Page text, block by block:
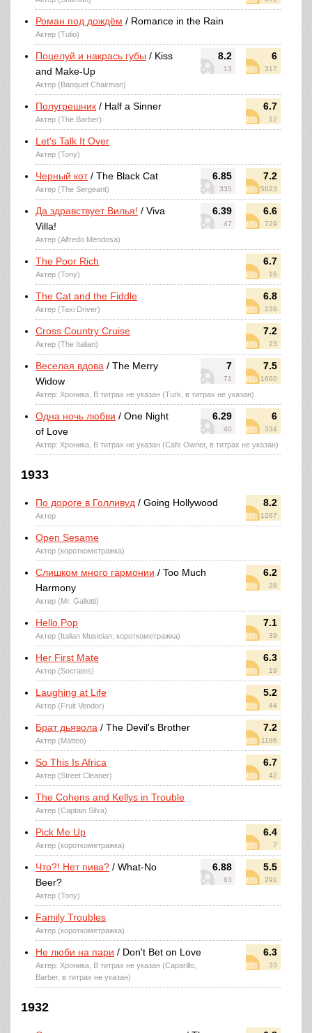
Роман под дождём / Romance in the Rain
Актер (Tulio)
8.2
13
6
317
Поцелуй и накрась губы / Kiss
and Make-Up
Актер (Banquet Chairman)
6.7
12
Полугрешник / Half a Sinner
Актер (The Barber)
Let's Talk It Over
Актер (Tony)
6.85
335
7.2
5023
Черный кот/ The Black Cat
Актер (The Sergeant)
6.39
47
6.6
729
Да здравствует Вилья! / Viva
Villa!
Актер (Alfredo Mendosa)
6.7
16
The Poor Rich
Актер (Tony)
6.8
239
The Cat and the Fiddle
Актер (Taxi Driver)
7.2
23
Cross Country Cruise
Актер (The Italian)
7
71
7.5
1660
Веселая вдова / The Merry
Widow
Актер: Хроника, В титрах не указан (Turk, в титрах не указан)
6.29
40
6
334
Одна ночь любви / One Night
of Love
Актер: Хроника, В титрах не указан (Cafe Owner, в титрах не указан)
1933
8.2
1267
По дороге в Голливуд / Going Hollywood
Актер
Open Sesame
Актер (короткометражка)
6.2
28
Слишком много гармонии / Too Much
Harmony
Актер (Mr. Gallotti)
7.1
39
Hello Pop
Актер (Italian Musician; короткометражка)
6.3
19
Her First Mate
Актер (Socrates)
5.2
44
Laughing at Life
Актер (Fruit Vendor)
7.2
1186
Брат дьявола / The Devil's Brother
Актер (Matteo)
6.7
42
So This Is Africa
Актер (Street Cleaner)
The Cohens and Kellys in Trouble
Актер (Captain Silva)
6.4
7
Pick Me Up
Актер (короткометражка)
6.88
63
5.5
291
Что?! Нет пива? / What-No
Beer?
Актер (Tony)
Family Troubles
Актер (короткометражка)
6.3
33
Не люби на пари / Don't Bet on Love
Актер: Хроника, В титрах не указан (Caparillo,
Barber, в титрах не указан)
1932